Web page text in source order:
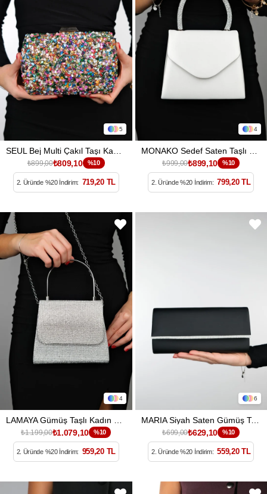
5
₺899,00₺809,10 %10
2. Üründe %20 İndirim: 719,20 TL
4
₺999,00₺899,10 %10
2. Üründe %20 İndirim: 799,20 TL
4
₺1.199,00₺1.079,10 %10
2. Üründe %20 İndirim: 959,20 TL
6
MARIA Siyah Saten Gümüş Taşlı Kadın Abiye Çanta
₺699,00₺629,10 %10
2. Üründe %20 İndirim: 559,20 TL